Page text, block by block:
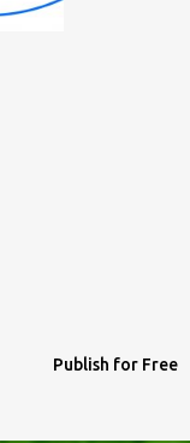
Publish for Free